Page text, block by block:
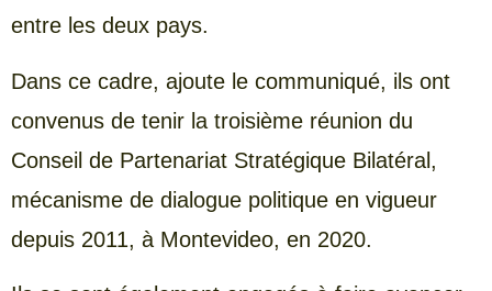
entre les deux pays.
Dans ce cadre, ajoute le communiqué, ils ont
convenus de tenir la troisième réunion du
Conseil de Partenariat Stratégique Bilatéral,
mécanisme de dialogue politique en vigueur
depuis 2011, à Montevideo, en 2020.